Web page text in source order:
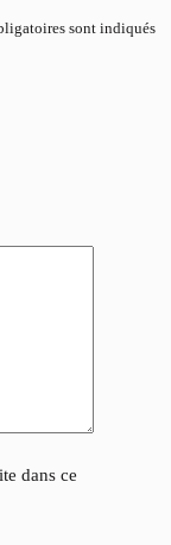
sont indiqués
dans ce